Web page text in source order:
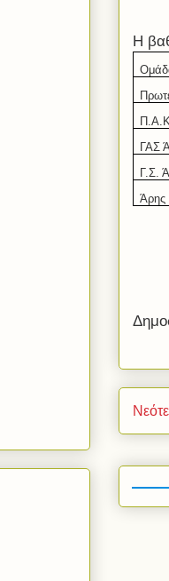
Η
ΓΑΣ
Γ.Σ.
Άρης